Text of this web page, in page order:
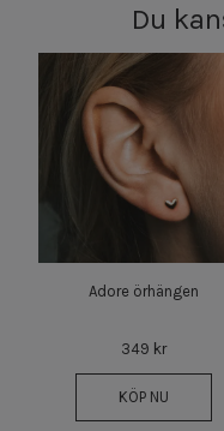
Du
Adore örhängen
349 kr
KÖP NU